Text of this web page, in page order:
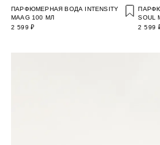
ПАРФЮМЕРНАЯ ВОДА INTENSITY
MAAG 100 МЛ
2 599 ₽
SOUL
2 599